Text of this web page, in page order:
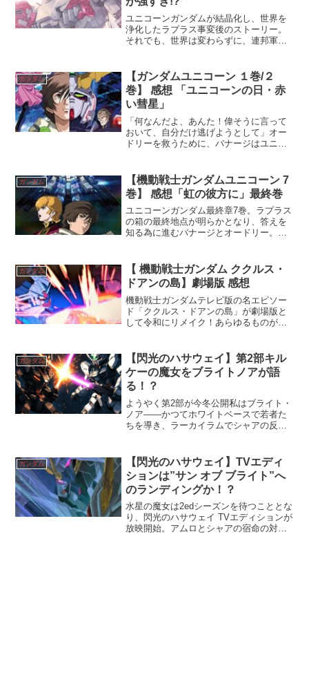
ユニコーンガンダムが結晶化し、世界を
浄化したラプラス事変後のストーリー。
それでも、世界は変わらずに、連邦軍と
ガンダム
【ガンダムユニコーン １巻/２
巻】 感想 「ユニコーンの日・赤
い彗星」
「何なんだよ、あんた！偉そうに言って
おいて、自分だけ逃げようとして」オー
ドリーを救うために、バナージはユニコ
ガンダム
【機動戦士ガンダムユニコーン 7
巻】 感想「虹の彼方に」最終巻
ユニコーンガンダム最終章7巻。ラプラス
の箱の最終地点が明らかとなり、答えを
知る為に進むバナージとオードリー。そ
決戦に挑む。
ガンダム
【 機動戦士ガンダム ククルス・
ドアンの島】劇場版 感想
機動戦士ガンダムテレビ版の名エピソー
ド「ククルス・ドアンの島」が劇場版と
して令和にリメイク！あらゆるものが進
ガンダム
【閃光のハサウェイ】第2部キル
ケーの魔女をブライトノアが語
る！？
ようやく第2部が今冬公開私はブライト・
ノア――かつてホワイトベースで若者た
ちを導き、ラーカイラムでシャアの反乱
物語を見守ることになるとは思わなかっ
た。2021年に公開さ...
ガンダム
【閃光のハサウェイ】TVエディ
ションは”サン オブ ブライト”へ
のランディングか！？
水星の魔女は2edシーズンを待つこととな
り、閃光のハサウェイ TVエディションが
放映開始。アムロとシャアの宿命の対決